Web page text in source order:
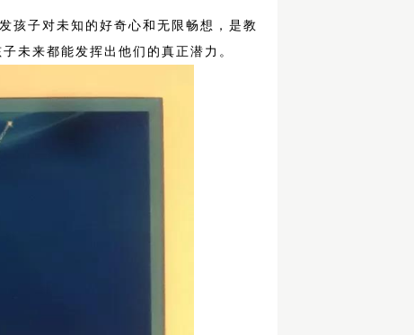
孩子对未知的好奇心和无限畅想，是教
未来都能发挥出他们的真正潜力。